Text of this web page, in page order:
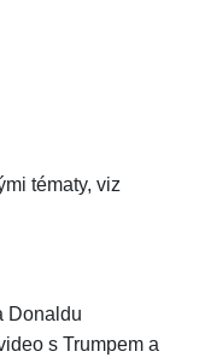
tématy, viz
Donaldu
s Trumpem a